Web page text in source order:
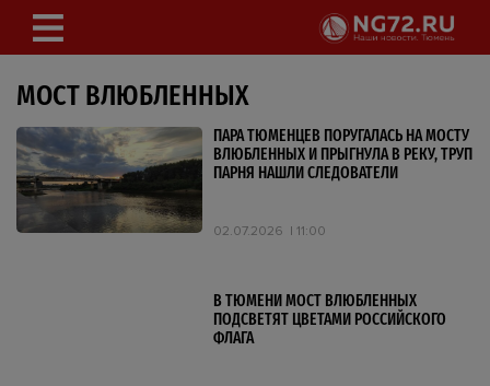
МОСТ ВЛЮБЛЕННЫХ
ПАРА ТЮМЕНЦЕВ ПОРУГАЛАСЬ НА МОСТУ
ВЛЮБЛЕННЫХ И ПРЫГНУЛА В РЕКУ, ТРУП
ПАРНЯ НАШЛИ СЛЕДОВАТЕЛИ
02.07.2026 11:00
В ТЮМЕНИ МОСТ ВЛЮБЛЕННЫХ
ПОДСВЕТЯТ ЦВЕТАМИ РОССИЙСКОГО
ФЛАГА